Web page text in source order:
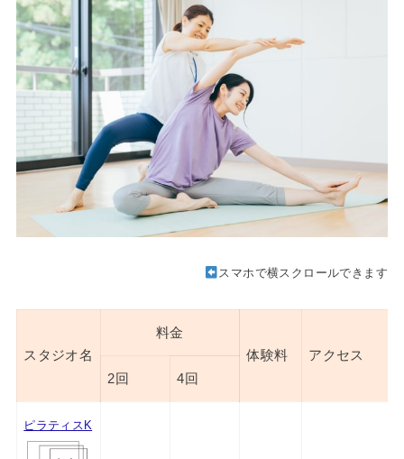
スマホで横スクロールできます
スタジオ名
料金
体験料
アクセス
2回
4回
ピラティスK